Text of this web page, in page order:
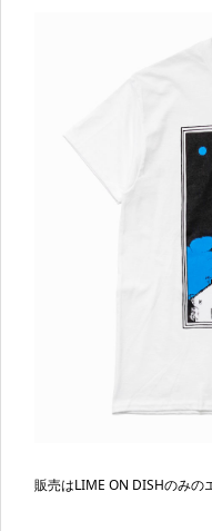
販売はLIME ON DISHのみの